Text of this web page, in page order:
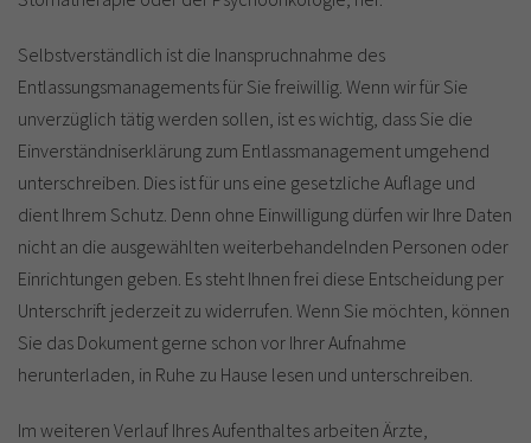
Selbstverständlich ist die Inanspruchnahme des
Entlassungsmanagements für Sie freiwillig. Wenn wir für Sie
unverzüglich tätig werden sollen, ist es wichtig, dass Sie die
Einverständniserklärung zum Entlassmanagement umgehend
unterschreiben. Dies ist für uns eine gesetzliche Auflage und
dient Ihrem Schutz. Denn ohne Einwilligung dürfen wir Ihre Daten
nicht an die ausgewählten weiterbehandelnden Personen oder
Einrichtungen geben. Es steht Ihnen frei diese Entscheidung per
Unterschrift jederzeit zu widerrufen. Wenn Sie möchten, können
Sie das Dokument gerne schon vor Ihrer Aufnahme
herunterladen, in Ruhe zu Hause lesen und unterschreiben.
Im weiteren Verlauf Ihres Aufenthaltes arbeiten Ärzte,